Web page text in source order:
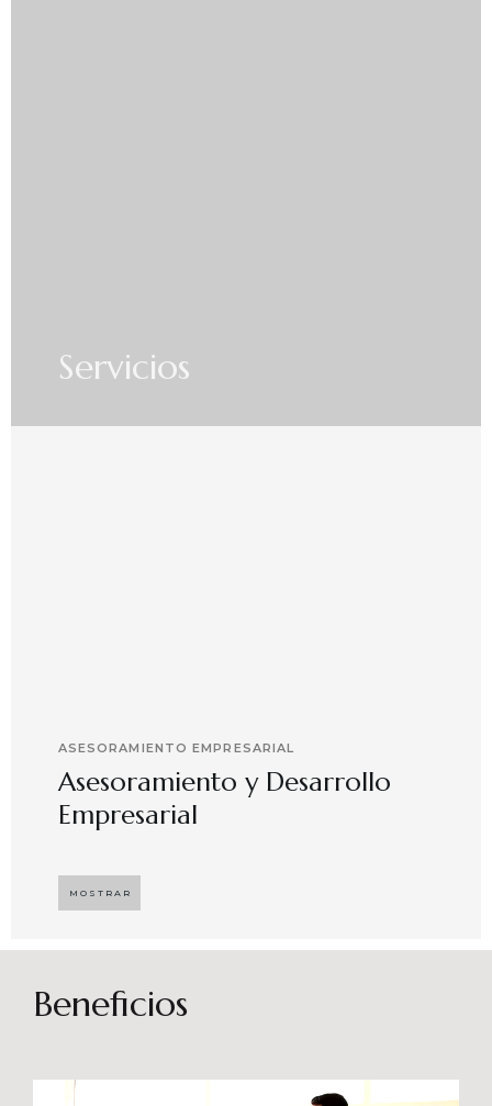
Servicios
ASESORAMIENTO EMPRESARIAL
Asesoramiento y Desarrollo
Empresarial
desarrollar el compromiso y motivación en el
capital humano en ambientes de trabajo más
sostenibles en el tiempo. Brindando soporte
especializado en proyectos integrales que
potencien su crecimiento en los niveles
MOSTRAR
Beneficios